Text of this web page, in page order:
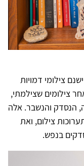
צילומי דמויות
צילומים שצילמתי,
הנסדק והנשבר. אלה
צילום, ואת
בנפש.